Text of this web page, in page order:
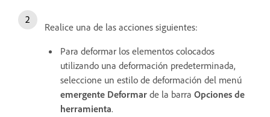
Realice una de las acciones siguientes:
Para deformar los elementos colocados
utilizando una deformación predeterminada,
seleccione un estilo de deformación del menú
emergente Deformar de la barra Opciones de
herramienta.